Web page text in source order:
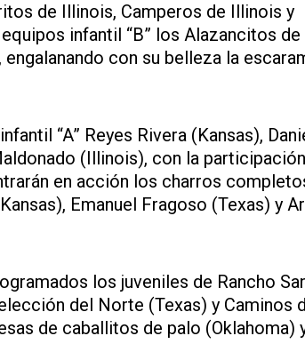
de Illinois, Camperos de Illinois y
infantil “B” los Alazancitos de
con su belleza la
“A” Reyes Rivera (Kansas),
(Illinois), con la
en acción los charros
Emanuel Fragoso (Texas) y
los juveniles de Rancho
del Norte (Texas) y Caminos
de caballitos de palo (Oklahoma)